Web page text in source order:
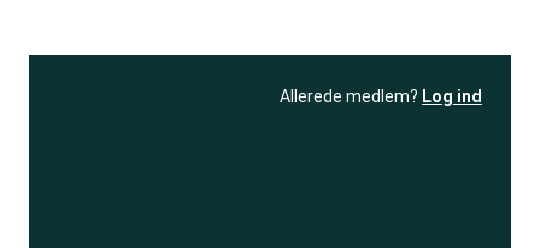
Allerede medlem? Log ind